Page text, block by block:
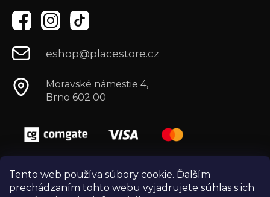
Tento web používa súbory cookie. Ďalším
prechádzaním tohto webu vyjadrujete súhlas s ich
eshop@placestore.cz
Moravské námestie 4,
Brno 602 00